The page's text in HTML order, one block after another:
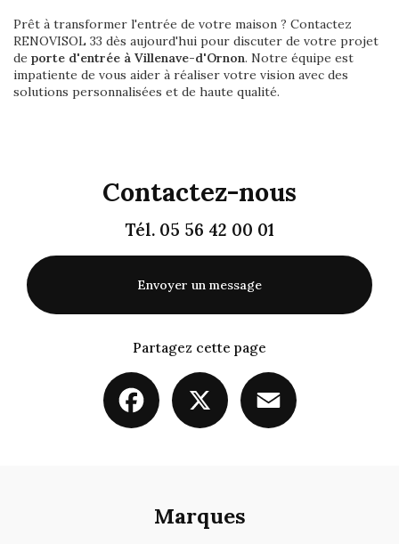
Prêt à transformer l'entrée de votre maison ? Contactez
RENOVISOL 33 dès aujourd'hui pour discuter de votre projet
de porte d'entrée à Villenave-d'Ornon. Notre équipe est
impatiente de vous aider à réaliser votre vision avec des
solutions personnalisées et de haute qualité.
Contactez-nous
Tél. 05 56 42 00 01
Envoyer un message
Partagez cette page
Facebook
Marques